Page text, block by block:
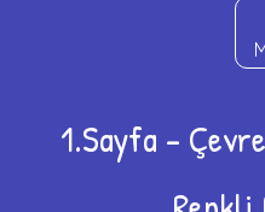
1.Sayfa –